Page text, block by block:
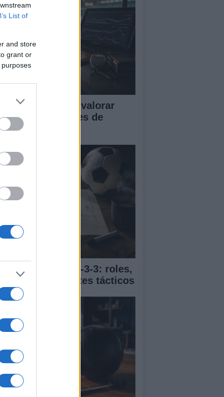
List of
and store
grant or
clave para valorar
y sesiones de
completa del 4-3-3: roles,
y ajustes tácticos